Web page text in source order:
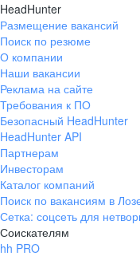
HeadHunter
Размещение вакансий
Поиск по резюме
О компании
Наши вакансии
Реклама на сайте
Требования к ПО
Безопасный HeadHunter
HeadHunter API
Партнерам
Инвесторам
Каталог компаний
Поиск по вакансиям в
Сетка: соцсеть для
Соискателям
hh PRO